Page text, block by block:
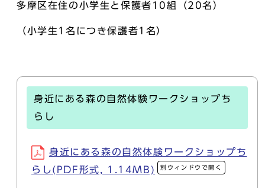
多摩区在住の小学生と保護者10組（20名）
（小学生1名につき保護者1名）
身近にある森の自然体験ワークショップち
らし
身近にある森の自然体験ワークショップち
らし(PDF形式, 1.14MB)
別ウィンドウで開く